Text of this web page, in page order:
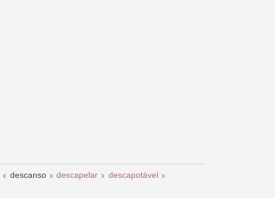
descanso descapelar descapotável